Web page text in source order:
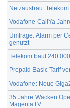
Netzausbau:
Vodafone CallYa
Umfrage: Alarm per
genutzt
Telekom baut
Prepaid Basic Tarif
Vodafone: Neue
35 Jahre Wacken
MagentaTV